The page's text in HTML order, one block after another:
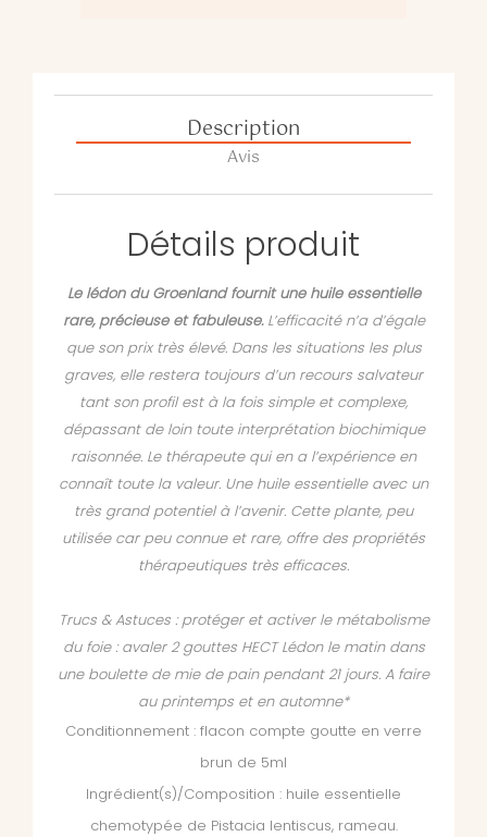
Description
Avis
Détails produit
Le lédon du Groenland fournit une huile essentielle
rare, précieuse et fabuleuse.L’efficacité n’a d’égale
que son prix très élevé. Dans les situations les plus
graves, elle restera toujours d’un recours salvateur
tant son profil est à la fois simple et complexe,
dépassant de loin toute interprétation biochimique
raisonnée. Le thérapeute qui en a l’expérience en
connaît toute la valeur. Une huile essentielle avec un
très grand potentiel à l’avenir. Cette plante, peu
utilisée car peu connue et rare, offre des propriétés
thérapeutiques très efficaces.
Trucs & Astuces : protéger et activer le métabolisme
du foie : avaler 2 gouttes HECT Lédon le matin dans
une boulette de mie de pain pendant 21 jours. A faire
au printemps et en automne*
Conditionnement : flacon compte goutte en verre
brun de 5ml
Ingrédient(s)/Composition : huile essentielle
chemotypée de Pistacia lentiscus, rameau.